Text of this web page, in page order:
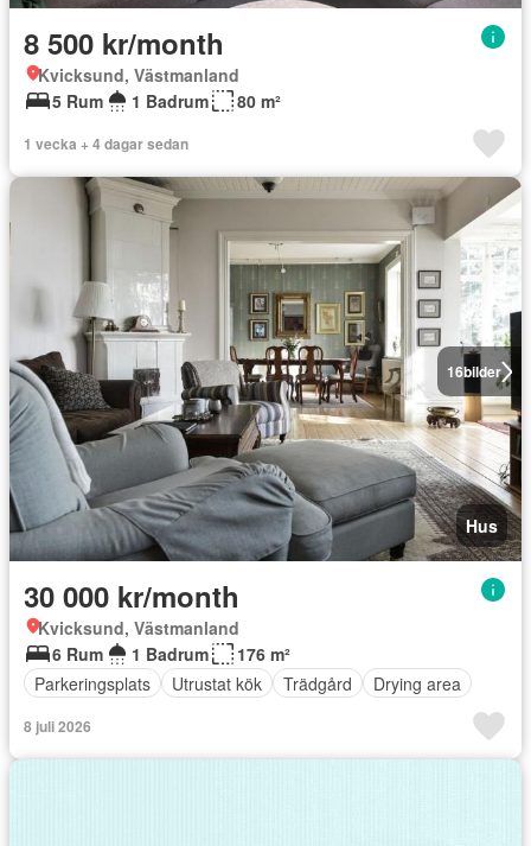
8 500 kr/month
Kvicksund, Västmanland
5 Rum
1 Badrum 80 m²
1 vecka + 4 dagar sedan
16bilder
Hus
30 000 kr/month
Kvicksund, Västmanland
6 Rum
1 Badrum
176 m²
Parkeringsplats
Utrustat kök Trädgård Drying area
8 juli 2026